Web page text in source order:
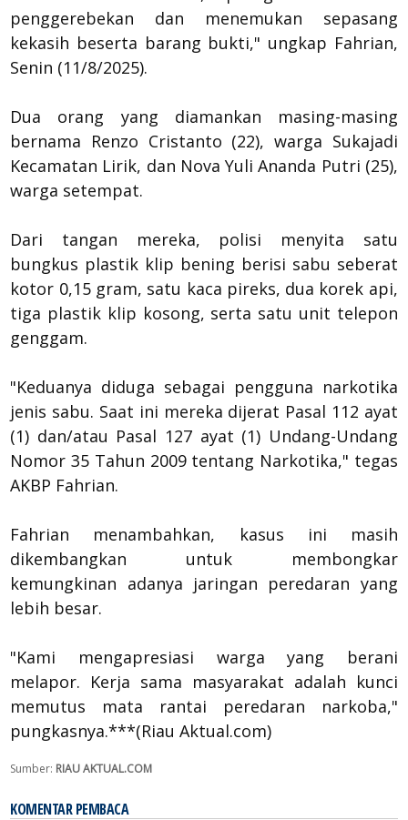
penggerebekan dan menemukan sepasang
kekasih beserta barang bukti," ungkap Fahrian,
Senin (11/8/2025).
Dua orang yang diamankan masing-masing
bernama Renzo Cristanto (22), warga Sukajadi
Kecamatan Lirik, dan Nova Yuli Ananda Putri (25),
warga setempat.
Dari tangan mereka, polisi menyita satu
bungkus plastik klip bening berisi sabu seberat
kotor 0,15 gram, satu kaca pireks, dua korek api,
tiga plastik klip kosong, serta satu unit telepon
genggam.
"Keduanya diduga sebagai pengguna narkotika
jenis sabu. Saat ini mereka dijerat Pasal 112 ayat
(1) dan/atau Pasal 127 ayat (1) Undang-Undang
Nomor 35 Tahun 2009 tentang Narkotika," tegas
AKBP Fahrian.
Fahrian menambahkan, kasus ini masih
dikembangkan untuk membongkar
kemungkinan adanya jaringan peredaran yang
lebih besar.
"Kami mengapresiasi warga yang berani
melapor. Kerja sama masyarakat adalah kunci
memutus mata rantai peredaran narkoba,"
pungkasnya.***(Riau Aktual.com)
Sumber: RIAU AKTUAL.COM
KOMENTAR PEMBACA